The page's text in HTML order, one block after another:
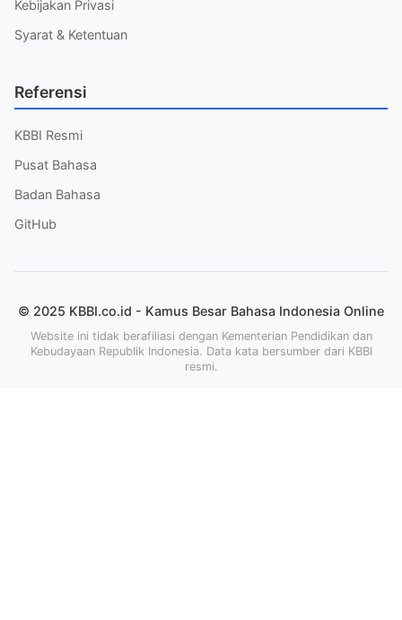
Kebijakan Privasi
Syarat & Ketentuan
Referensi
KBBI Resmi
Pusat Bahasa
Badan Bahasa
GitHub
© 2025 KBBI.co.id - Kamus Besar Bahasa Indonesia Online
Website ini tidak berafiliasi dengan Kementerian Pendidikan dan
Kebudayaan Republik Indonesia. Data kata bersumber dari KBBI
resmi.